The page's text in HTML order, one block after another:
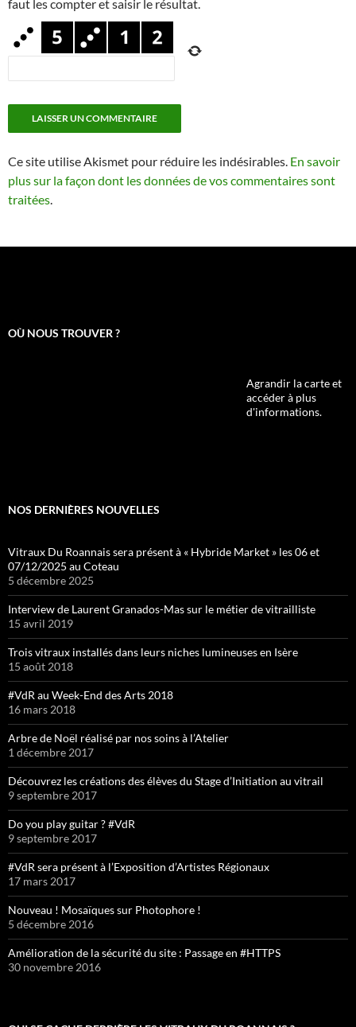
faut les compter et saisir le résultat.
Ce site utilise Akismet pour réduire les indésirables. En savoir
plus sur la façon dont les données de vos commentaires sont
traitées
OÙ NOUS TROUVER ?
Agrandir la carte et
accéder à plus
d'informations.
NOS DERNIÈRES NOUVELLES
Vitraux Du Roannais sera présent à « Hybride Market » les 06 et
07/12/2025 au Coteau
5 décembre 2025
Interview de Laurent Granados-Mas sur le métier de vitrailliste
15 avril 2019
Trois vitraux installés dans leurs niches lumineuses en Isère
15 août 2018
#VdR au Week-End des Arts 2018
16 mars 2018
Arbre de Noël réalisé par nos soins à l’Atelier
1 décembre 2017
Découvrez les créations des élèves du Stage d’Initiation au vitrail
9 septembre 2017
Do you play guitar ? #VdR
9 septembre 2017
#VdR sera présent à l’Exposition d’Artistes Régionaux
17 mars 2017
Nouveau ! Mosaïques sur Photophore !
5 décembre 2016
Amélioration de la sécurité du site : Passage en #HTTPS
30 novembre 2016